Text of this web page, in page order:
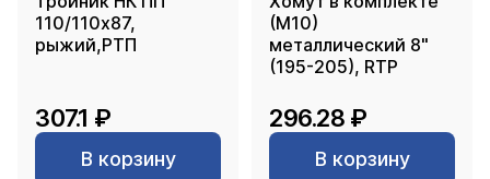
110/110х87,
рыжий,РТП
307.1 ₽
В корзину
(М10)
металлический 8"
(195-205), RTP
296.28 ₽
В корзину